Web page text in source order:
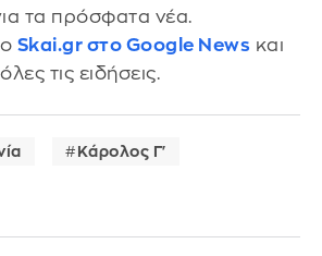
τα πρόσφατα νέα.
Skai.gr στο Google News και
τις ειδήσεις.
Κάρολος Γ'